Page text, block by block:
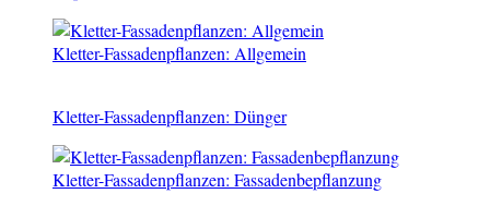
Kletter-Fassadenpflanzen: Allgemein
Kletter-Fassadenpflanzen: Dünger
Kletter-Fassadenpflanzen: Fassadenbepflanzung